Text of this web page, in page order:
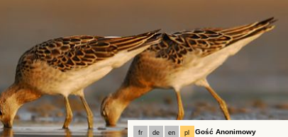
fr de en pl Gość Anonimowy